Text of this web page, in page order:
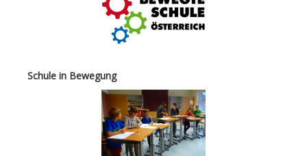
Schule in Bewegung